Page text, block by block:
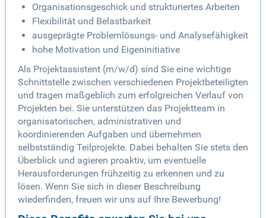
Organisationsgeschick und strukturiertes Arbeiten
Flexibilität und Belastbarkeit
ausgeprägte Problemlösungs- und Analysefähigkeit
hohe Motivation und Eigeninitiative
Als Projektassistent (m/w/d) sind Sie eine wichtige
Schnittstelle zwischen verschiedenen Projektbeteiligten
und tragen maßgeblich zum erfolgreichen Verlauf von
Projekten bei. Sie unterstützen das Projektteam in
organisatorischen, administrativen und
koordinierenden Aufgaben und übernehmen
selbstständig Teilprojekte. Dabei behalten Sie stets den
Überblick und agieren proaktiv, um eventuelle
Herausforderungen frühzeitig zu erkennen und zu
lösen. Wenn Sie sich in dieser Beschreibung
wiederfinden, freuen wir uns auf Ihre Bewerbung!